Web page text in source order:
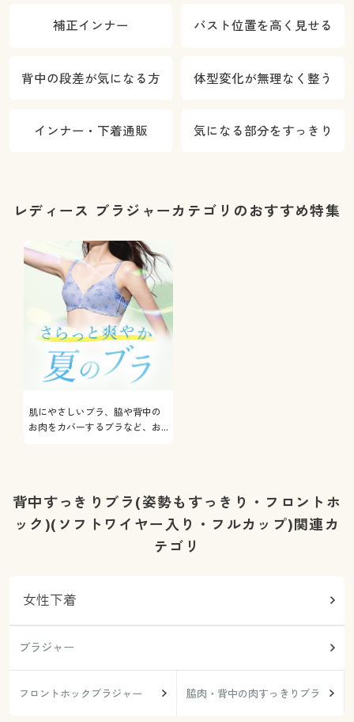
補正インナー バスト位置を高く見せる
背中の段差が気になる方 体型変化が無理なく整う
インナー・下着通販 気になる部分をすっきり
レディース ブラジャーカテゴリのおすすめ特集
肌にやさしいブラ、脇や背中の
お肉をカバーするブラなど、お
背中すっきりブラ(姿勢もすっきり・フロントホ
ック)(ソフトワイヤー入り・フルカップ)関連カ
テゴリ
女性下着
ブラジャー
フロントホックブラジャー 脇肉・背中の肉すっきりブラ